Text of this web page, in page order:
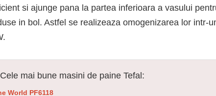
si ajunge pana la partea inferioara a vasului
in bol. Astfel se realizeaza omogenizarea lor intr-
Cele mai bune masini de paine Tefal:
World PF6118